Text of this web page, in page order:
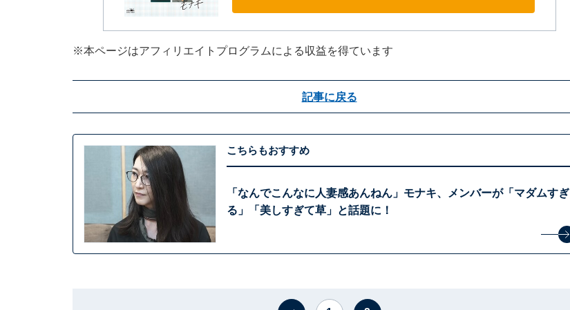
※本ページはアフィリエイトプログラムによる収益を得ています
記事に戻る
こちらもおすすめ
「なんでこんなに人妻感あんねん」モナキ、メンバーが「マダムすぎ
る」「美しすぎて草」と話題に！